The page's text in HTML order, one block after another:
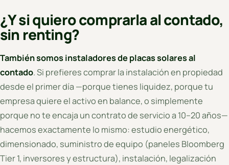
¿Y si quiero comprarla al contado,
sin renting?
También somos instaladores de placas solares al
contado. Si prefieres comprar la instalación en propiedad
desde el primer día —porque tienes liquidez, porque tu
empresa quiere el activo en balance, o simplemente
porque no te encaja un contrato de servicio a 10–20 años—
hacemos exactamente lo mismo: estudio energético,
dimensionado, suministro de equipo (paneles Bloomberg
Tier 1, inversores y estructura), instalación, legalización